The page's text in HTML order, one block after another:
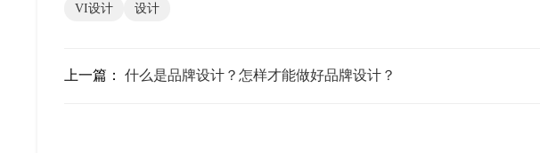
VI设计 设计
上一篇： 什么是品牌设计？怎样才能做好品牌设计？